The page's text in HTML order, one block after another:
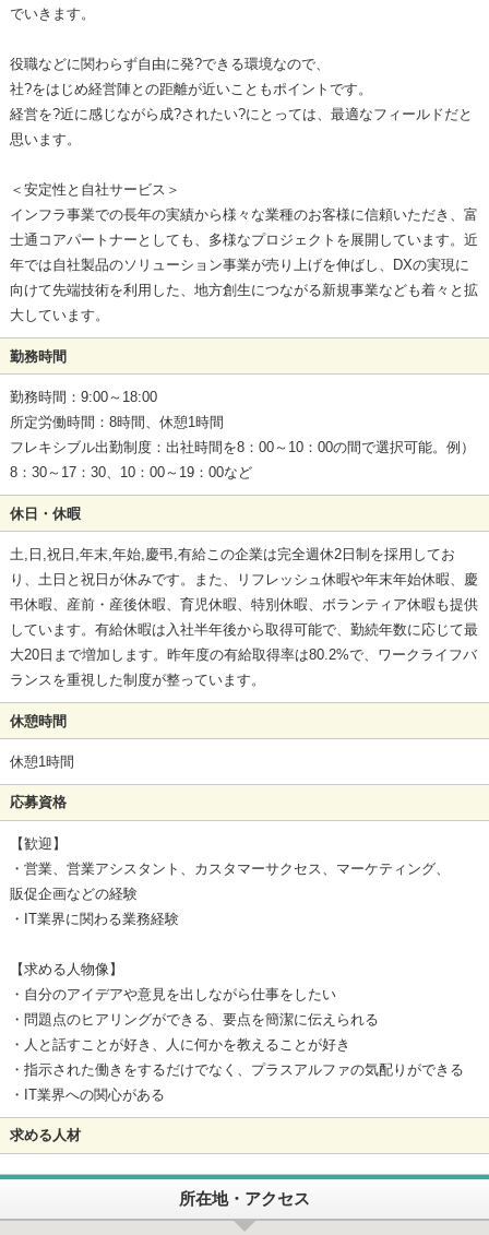
でいきます。
役職などに関わらず自由に発?できる環境なので、
社?をはじめ経営陣との距離が近いこともポイントです。
経営を?近に感じながら成?されたい?にとっては、最適なフィールドだと
思います。
＜安定性と自社サービス＞
インフラ事業での長年の実績から様々な業種のお客様に信頼いただき、富
士通コアパートナーとしても、多様なプロジェクトを展開しています。近
年では自社製品のソリューション事業が売り上げを伸ばし、DXの実現に
向けて先端技術を利用した、地方創生につながる新規事業なども着々と拡
大しています。
勤務時間
勤務時間：9:00～18:00
所定労働時間：8時間、休憩1時間
フレキシブル出勤制度：出社時間を8：00～10：00の間で選択可能。例）
8：30～17：30、10：00～19：00など
休日・休暇
土,日,祝日,年末,年始,慶弔,有給この企業は完全週休2日制を採用してお
り、土日と祝日が休みです。また、リフレッシュ休暇や年末年始休暇、慶
弔休暇、産前・産後休暇、育児休暇、特別休暇、ボランティア休暇も提供
しています。有給休暇は入社半年後から取得可能で、勤続年数に応じて最
大20日まで増加します。昨年度の有給取得率は80.2%で、ワークライフバ
ランスを重視した制度が整っています。
休憩時間
休憩1時間
応募資格
【歓迎】
・営業、営業アシスタント、カスタマーサクセス、マーケティング、
販促企画などの経験
・IT業界に関わる業務経験
【求める人物像】
・自分のアイデアや意見を出しながら仕事をしたい
・問題点のヒアリングができる、要点を簡潔に伝えられる
・人と話すことが好き、人に何かを教えることが好き
・指示された働きをするだけでなく、プラスアルファの気配りができる
・IT業界への関心がある
求める人材
所在地・アクセス